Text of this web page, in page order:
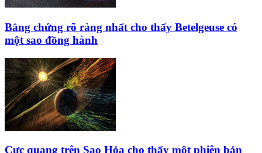
Bằng chứng rõ ràng nhất cho thấy Betelgeuse có
một sao đồng hành
Cực quang trên Sao Hỏa cho thấy một phiên bản